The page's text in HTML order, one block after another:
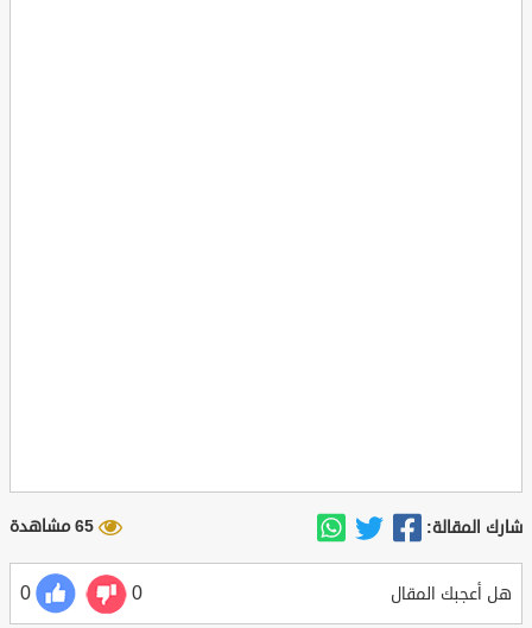
شارك المقالة: 65 مشاهدة
هل أعجبك المقال 0
0